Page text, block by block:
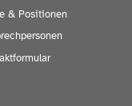
& Positionen